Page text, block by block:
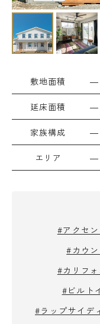
敷地面積 ―
延床面積 ―
家族構成 ―
エリア ―
#アクセ
#カウ
#カリフ
#ビルト
#ラップサイデ